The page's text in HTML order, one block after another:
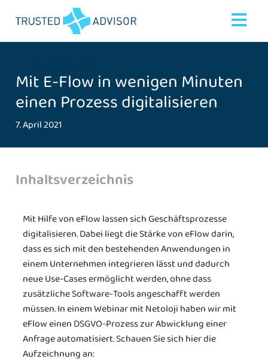
Mit E-Flow in wenigen Minuten
einen Prozess digitalisieren
7. April 2021
Mit Hilfe von eFlow lassen sich Geschäftsprozesse
digitalisieren. Dabei liegt die Stärke von eFlow darin,
dass es sich mit den bestehenden Anwendungen in
einem Unternehmen integrieren lässt und dadurch
neue Use-Cases ermöglicht werden, ohne dass
zusätzliche Software-Tools angeschafft werden
müssen. In einem Webinar mit Netoloji haben wir mit
eFlow einen DSGVO-Prozess zur Abwicklung einer
Anfrage automatisiert. Schauen Sie sich hier die
Aufzeichnung an:
Inhaltsverzeichnis